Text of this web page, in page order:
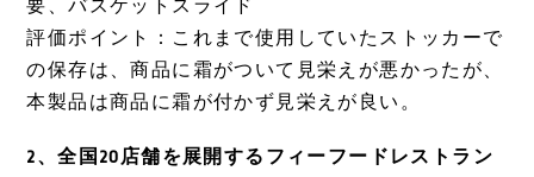
要、バスケットスライド
評価ポイント：これまで使用していたストッカーで
の保存は、商品に霜がついて見栄えが悪かったが、
本製品は商品に霜が付かず見栄えが良い。
2、全国20店舗を展開するフィーフードレストラン